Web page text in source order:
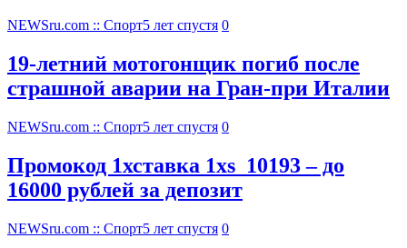
NEWSru.com :: Спорт5 лет спустя 0
19-летний мотогонщик погиб после
страшной аварии на Гран-при Италии
NEWSru.com :: Спорт5 лет спустя 0
Промокод 1хставка 1xs_10193 – до
16000 рублей за депозит
NEWSru.com :: Спорт5 лет спустя 0